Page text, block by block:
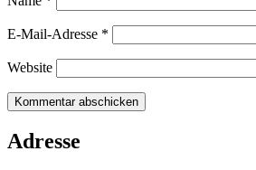
E-Mail-Adresse *
Website
Adresse